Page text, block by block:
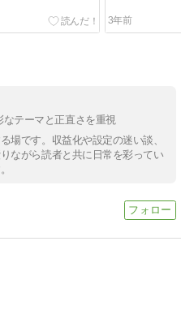
3年前
テーマと正直さを重視
場です。収益化や設定の迷い談、
ながら読者と共に日常を彩ってい